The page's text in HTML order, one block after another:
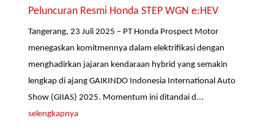
Peluncuran Resmi Honda STEP WGN e:HEV
Tangerang, 23 Juli 2025 – PT Honda Prospect Motor
menegaskan komitmennya dalam elektrifikasi dengan
menghadirkan jajaran kendaraan hybrid yang semakin
lengkap di ajang GAIKINDO Indonesia International Auto
Show (GIIAS) 2025. Momentum ini ditandai d...
selengkapnya